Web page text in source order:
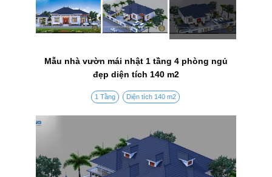
Mẫu nhà vườn mái nhật 1 tầng 4 phòng ngủ
đẹp diện tích 140 m2
1 Tầng Diện tích 140 m2